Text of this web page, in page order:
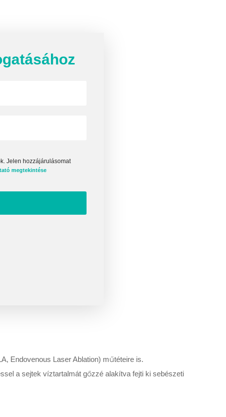
Jelen hozzájárulásomat
megtekintése
Endovenous Laser Ablation) műtéteire is.
a sejtek víztartalmát gőzzé alakítva fejti ki sebészeti